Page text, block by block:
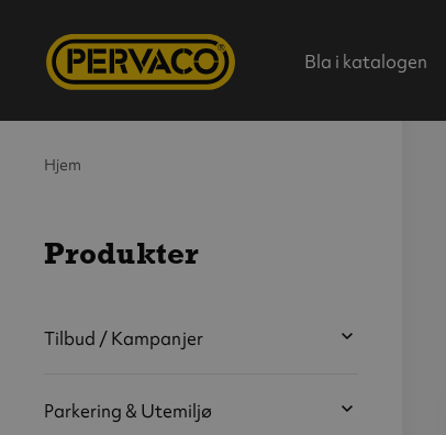
Bla i katalogen
Hjem
Produkter
Hjem
Tilbud / Kampanjer
Parkering & Utemiljø